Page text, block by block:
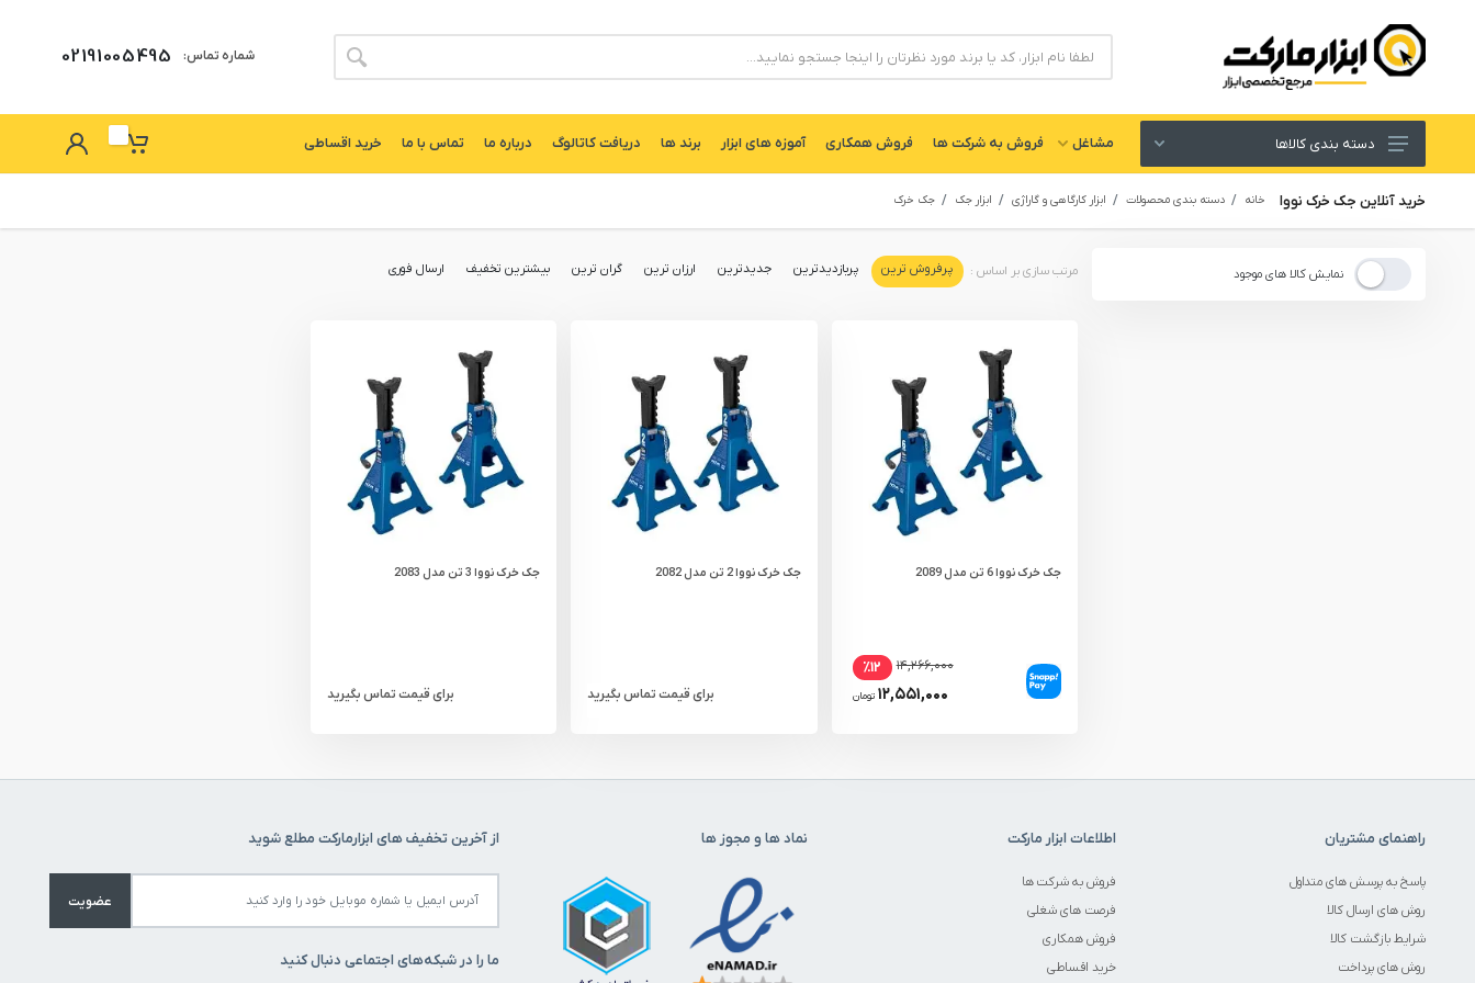
شماره تماس: 02191005495
ابزار های برقی و شارژی
لوازم جانبی ابزار
ابزار های دستی و عمومی
دسته بندی کالاها مشاغل فروش به شركت ها فروش همکاری آموزه های ابزار برند ها دریافت کاتالوگ درباره ما تماس با ما خرید اقساطی
خرید آنلاین جک خرک نووا خانه دسته بندی محصولات ابزار کارگاهی و گاراژی ابزار جک جک خرک
نمایش کالا های موجود پرفروش ترین پربازدیدترین جدیدترین ارزان ترین گران ترین بیشترین تخفیف ارسال فوری
جک خرک نووا 6 تن مدل 2089
۱۴,۲۶۶,۰۰۰ ٪۱۲
۱۲,۵۵۱,۰۰۰ تومان
جک خرک نووا 2 تن مدل 2082
برای قیمت تماس بگیرید
جک خرک نووا 3 تن مدل 2083
برای قیمت تماس بگیرید
راهنمای مشتریان
پاسخ به پرسش های متداول
روش های ارسال کالا
شرایط بازگشت کالا
روش های پرداخت
اطلاعات ابزار مارکت
فروش به شرکت ها
فرصت های شغلی
فروش همکاری
خرید اقساطی
نماد ها و مجوز ها از آخرین تخفیف های ابزارمارکت مطلع شوید
عضویت
ما را در شبکه‌های اجتماعی دنبال کنید